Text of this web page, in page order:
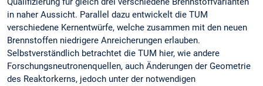
in naher Aussicht. Parallel dazu entwickelt die TUM
verschiedene Kernentwürfe, welche zusammen mit den neuen
Brennstoffen niedrigere Anreicherungen erlauben.
Selbstverständlich betrachtet die TUM hier, wie andere
Forschungsneutronenquellen, auch Änderungen der Geometrie
des Reaktorkerns, jedoch unter der notwendigen